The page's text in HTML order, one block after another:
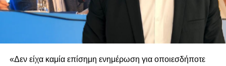
«Δεν είχα καμία επίσημη ενημέρωση για οποιεσδήποτε